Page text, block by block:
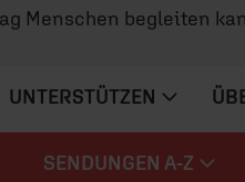
Menschen begleiten
UNTERSTÜTZEN
SENDUNGEN A-Z